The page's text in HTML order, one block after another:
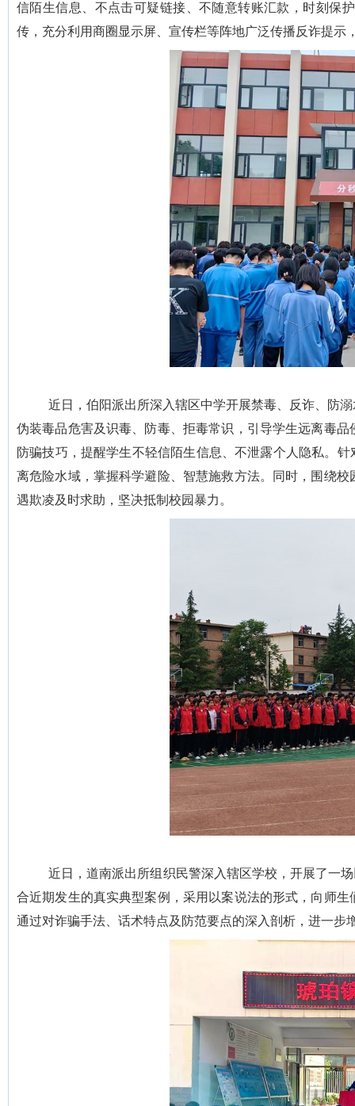
信陌生信息、不点击可疑链接、不随意转账汇款，时刻保
传，充分利用商圈显示屏、宣传栏等阵地广泛传播反诈提示
近日，伯阳派出所深入辖区中学开展禁毒、反诈、防
伪装毒品危害及识毒、防毒、拒毒常识，引导学生远离毒
防骗技巧，提醒学生不轻信陌生信息、不泄露个人隐私。
离危险水域，掌握科学避险、智慧施救方法。同时，围绕
遇欺凌及时求助，坚决抵制校园暴力。
近日，道南派出所组织民警深入辖区学校，开展了一
合近期发生的真实典型案例，采用以案说法的形式，向师
通过对诈骗手法、话术特点及防范要点的深入剖析，进一步